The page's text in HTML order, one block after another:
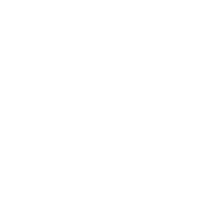
komentara